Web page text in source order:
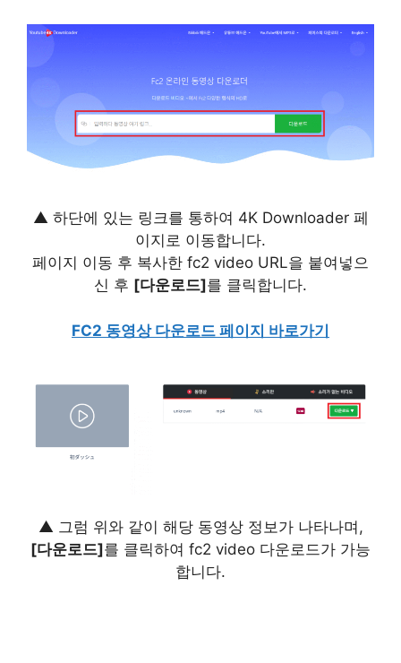
▲ 하단에 있는 링크를 통하여 4K Downloader 페
이지로 이동합니다.
페이지 이동 후 복사한 fc2 video URL을 붙여넣으
신 후 [다운로드]를 클릭합니다.
FC2 동영상 다운로드 페이지 바로가기
▲ 그럼 위와 같이 해당 동영상 정보가 나타나며,
[다운로드]를 클릭하여 fc2 video 다운로드가 가능
합니다.